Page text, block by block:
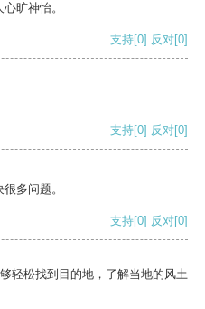
旷神怡。
支持[0] 反对[0]
支持[0] 反对[0]
多问题。
支持[0] 反对[0]
轻松找到目的地，了解当地的风土